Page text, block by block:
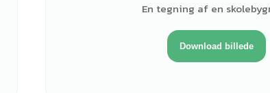
En tegning af en
Download billede